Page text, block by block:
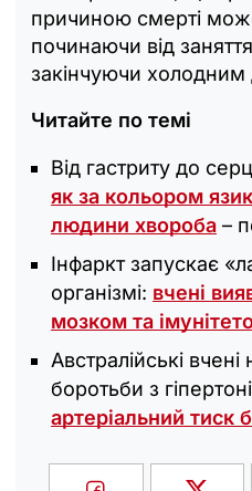
причиною смерті
починаючи від
закінчуючи
Читайте по темі
Від гастриту до
як за кольором
людини хвороба –
Інфаркт запускає
організмі: вчені
мозком та
Австралійські
боротьби з
артеріальний тиск